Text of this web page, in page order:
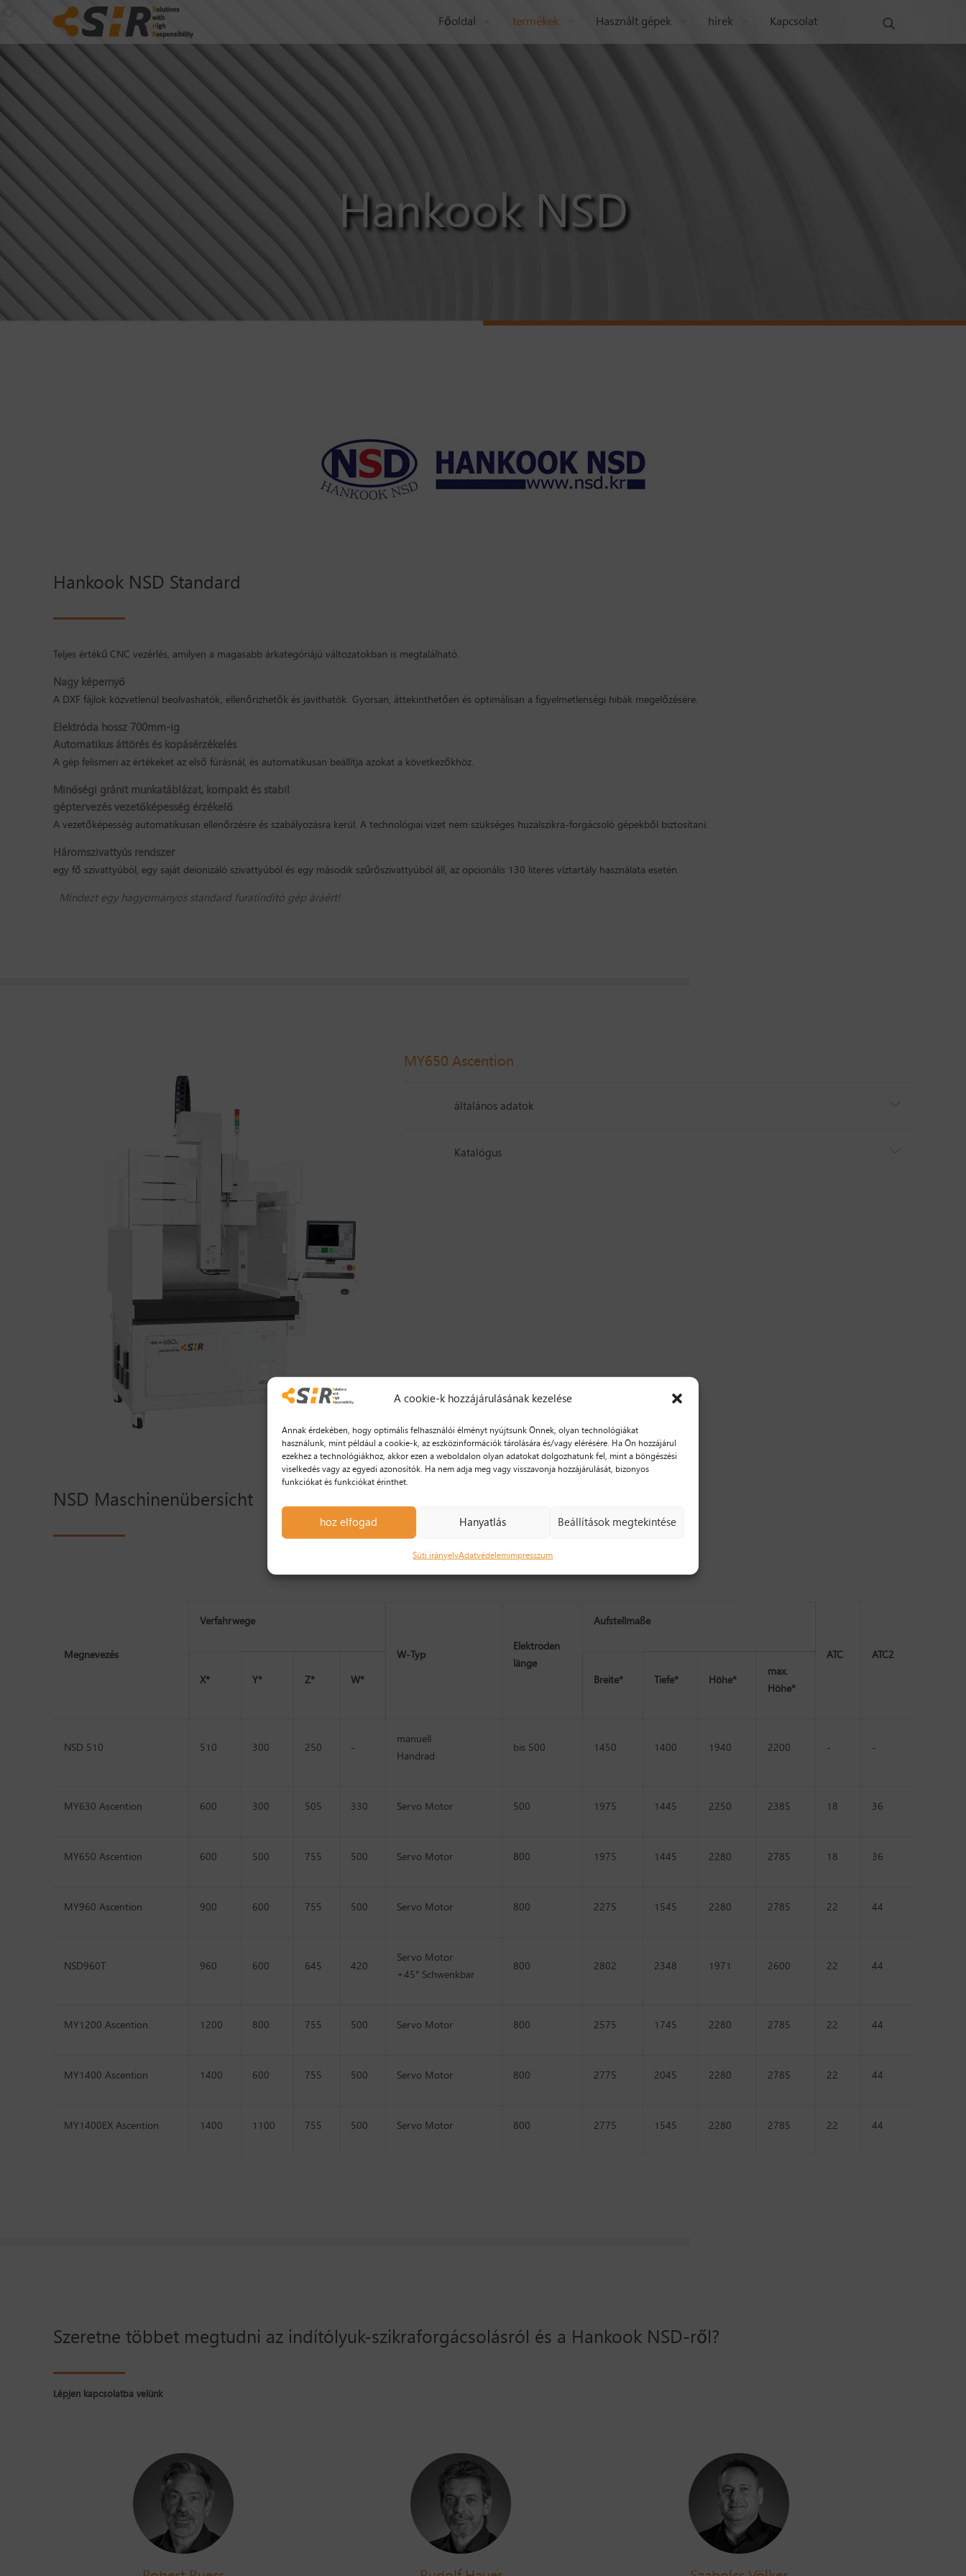
A cookie-k hozzájárulásának kezelése
Annak érdekében, hogy optimális felhasználói élményt nyújtsunk Önnek, olyan technológiákat
használunk, mint például a cookie-k, az eszközinformációk tárolására és/vagy elérésére. Ha Ön hozzájárul
ezekhez a technológiákhoz, akkor ezen a weboldalon olyan adatokat dolgozhatunk fel, mint a böngészési
viselkedés vagy az egyedi azonosítók. Ha nem adja meg vagy visszavonja hozzájárulását, bizonyos
funkciókat és funkciókat érinthet.
hoz elfogad Hanyatlás Beállítások megtekintése
Süti irányelvAdatvédelemimpresszum
Főoldal termékek Használt gépek hírek Kapcsolat
Hankook NSD
Hankook NSD Standard
Teljes értékű CNC vezérlés, amilyen a magasabb árkategóriájú változatokban is megtalálható.
Nagy képernyő
A DXF fájlok közvetlenül beolvashatók, ellenőrizhetők és javíthatók. Gyorsan, áttekinthetően és optimálisan a figyelmetlenségi hibák megelőzésére.
Elektróda hossz 700mm-ig
Automatikus áttörés és kopásérzékelés
A gép felismeri az értékeket az első fúrásnál, és automatikusan beállítja azokat a következőkhöz.
Minőségi gránit munkatáblázat, kompakt és stabil
géptervezés vezetőképesség érzékelő
A vezetőképesség automatikusan ellenőrzésre és szabályozásra kerül. A technológiai vizet nem szükséges huzalszikra-forgácsoló gépekből biztosítani.
Háromszivattyús rendszer
egy fő szivattyúból, egy saját deionizáló szivattyúból és egy második szűrőszivattyúból áll, az opcionális 130 literes víztartály használata esetén.
Mindezt egy hagyományos standard furatindító gép áráért!
MY650 Ascention
általános adatok
Katalógus
NSD Maschinenübersicht
Megnevezés
Verfahrwege
W-Typ
Elektroden
länge
Aufstellmaße
ATC
ATC2
X*
Y* Z* W* Breite* Tiefe* Höhe*
max.
Höhe*
NSD 510 510 300 250 -
manuell
Handrad
bis 500 1450 1400 1940 2200 - -
MY630 Ascention 600 300 505 330 Servo Motor 500 1975 1445 2250 2385 18 36
MY650 Ascention 600 500 755 500 Servo Motor 800 1975 1445 2280 2785 18 36
MY960 Ascention 900 600 755 500 Servo Motor 800 2275 1545 2280 2785 22 44
NSD960T 960 600 645 420
Servo Motor
+45° Schwenkbar
800 2802 2348 1971 2600 22 44
MY1200 Ascention 1200 800 755 500 Servo Motor 800 2575 1745 2280 2785 22 44
MY1400 Ascention 1400 600 755 500 Servo Motor 800 2775 2045 2280 2785 22 44
MY1400EX Ascention 1400 1100 755 500 Servo Motor 800 2775 1545 2280 2785 22 44
Szeretne többet megtudni az indítólyuk-szikraforgácsolásról és a Hankook NSD-ről?
Lépjen kapcsolatba velünk